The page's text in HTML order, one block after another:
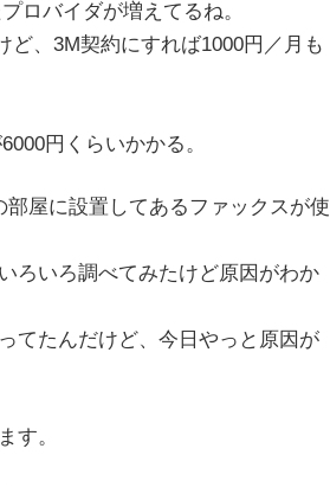
ロバイダが増えてるね。
、3M契約にすれば1000円／月も
円くらいかかる。
屋に設置してあるファックスが使
ろいろ調べてみたけど原因がわか
てたんだけど、今日やっと原因が
す。